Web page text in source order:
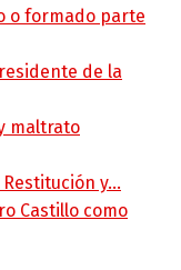
o formado parte
de la
maltrato
Restitución y…
Castillo como